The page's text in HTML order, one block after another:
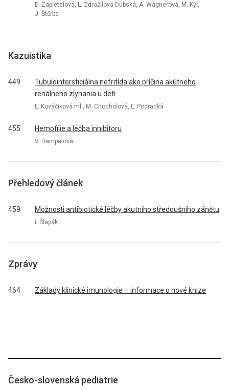
D. Zapletalová, L. Zdražilová Dubská, A. Wágnerová, M. Kýr,
J. Štěrba
Kazuistika
449
Tubulointersticiálna nefritída ako príčina akútneho
renálneho zlyhania u detí
Ľ. Kováčiková ml., M. Chocholová, Ľ. Podracká
455 Hemofilie a léčba inhibitoru
V. Hampalová
Přehledový článek
459 Možnosti antibiotické léčby akutního středoušního zánětu
I. Šlapák
Zprávy
464 Základy klinické imunologie – informace o nové knize
Česko-slovenská pediatrie